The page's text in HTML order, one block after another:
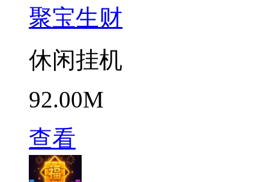
聚宝生财
休闲挂机
92.00M
查看